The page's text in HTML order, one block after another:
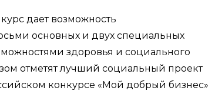
дает возможность
основных и двух специальных
здоровья и социального
отметят лучший социальный проект
конкурсе «Мой добрый бизнес»